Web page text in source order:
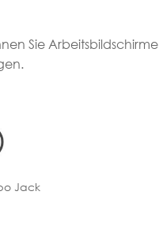
Sie Arbeitsbildschirme
Jack